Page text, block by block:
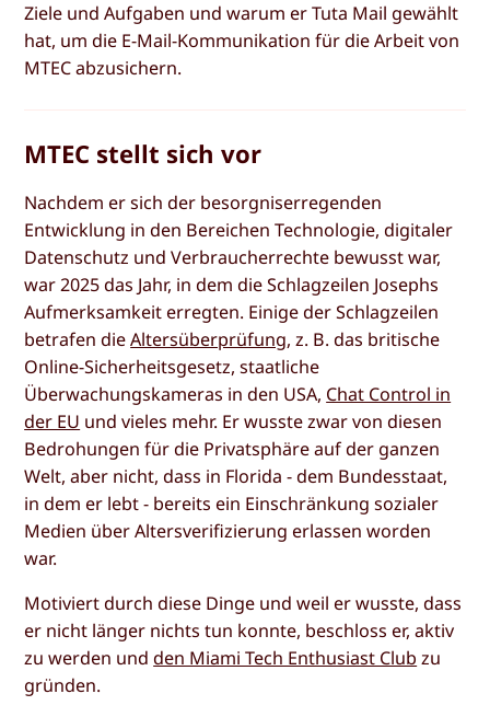
Ziele und Aufgaben und warum er Tuta Mail gewählt
hat, um die E-Mail-Kommunikation für die Arbeit von
MTEC abzusichern.
MTEC stellt sich vor
Nachdem er sich der besorgniserregenden
Entwicklung in den Bereichen Technologie, digitaler
Datenschutz und Verbraucherrechte bewusst war,
war 2025 das Jahr, in dem die Schlagzeilen Josephs
Aufmerksamkeit erregten. Einige der Schlagzeilen
betrafen dieAltersüberprüfung, z. B. das britische
Online-Sicherheitsgesetz, staatliche
Überwachungskameras in den USA, Chat Control in
der EU und vieles mehr. Er wusste zwar von diesen
Bedrohungen für die Privatsphäre auf der ganzen
Welt, aber nicht, dass in Florida - dem Bundesstaat,
in dem er lebt - bereits ein Einschränkung sozialer
Medien über Altersverifizierung erlassen worden
war.
Motiviert durch diese Dinge und weil er wusste, dass
er nicht länger nichts tun konnte, beschloss er, aktiv
zu werden undden Miami Tech Enthusiast Club zu
gründen.